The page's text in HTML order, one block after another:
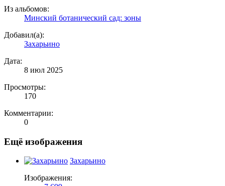
Из альбомов:
Минский ботанический сад: зоны
Добавил(а):
Захарьино
Дата:
8 июл 2025
Просмотры:
170
Комментарии:
0
Ещё изображения
Захарьино
Изображения: